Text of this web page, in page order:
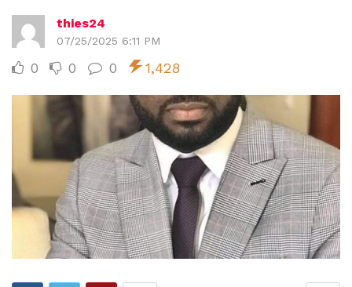
thies24
07/25/2025 6:11 PM
0 0 0 1,428